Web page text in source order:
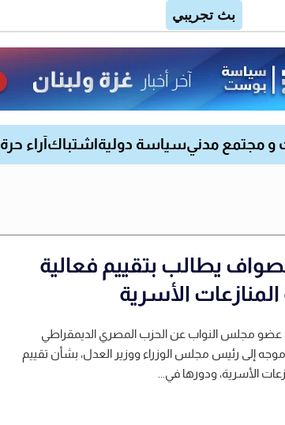
و مجتمع مدنيسياسة دولية اشتباك آراء حرة
يطالب بتقييم فعالية
الأسرية
عضو مجلس النواب عن الحزب المصري الديمقراطي
موجه إلى رئيس مجلس الوزراء ووزير العدل، بشأن تقييم
الأسرية، ودورها في...